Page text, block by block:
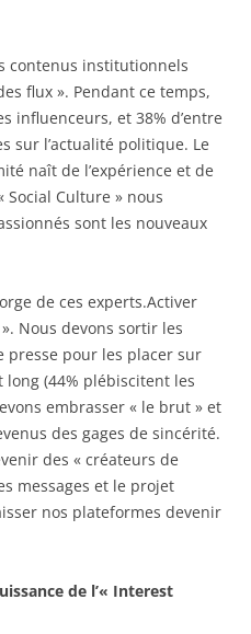
contenus institutionnels
flux ». Pendant ce temps,
influenceurs, et 38% d’entre
sur l’actualité politique. Le
naît de l’expérience et de
Social Culture » nous
sont les nouveaux
de ces experts.Activer
Nous devons sortir les
presse pour les placer sur
long (44% plébiscitent les
embrasser « le brut » et
des gages de sincérité.
des « créateurs de
messages et le projet
nos plateformes devenir
de l’« Interest